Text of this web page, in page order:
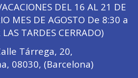
DEL 16 AL 21 DE
MES DE AGOSTO De 8:30 a
TARDES CERRADO)
Tárrega, 20,
, 08030, (Barcelona)